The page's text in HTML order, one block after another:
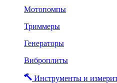
Мотопомпы
Триммеры
Генераторы
Виброплиты
Инструменты и